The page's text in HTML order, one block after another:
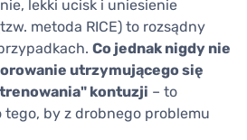
lekki ucisk i uniesienie
metoda RICE) to rozsądny
Co jednak nigdy nie
utrzymującego się
kontuzji – to
by z drobnego problemu